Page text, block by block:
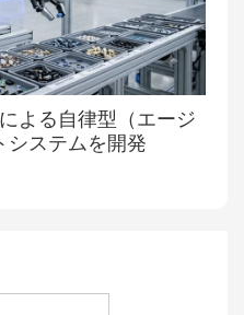
よる自律型（エージ
システムを開発